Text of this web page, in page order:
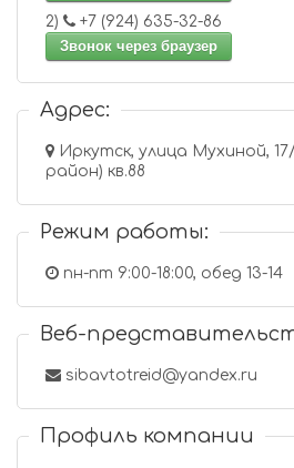
2)
+7 (924) 635-32-86
Звонок через браузер
Адрес:
Иркутск, улица Мухиной,
район) кв.88
Режим работы:
пн-пт 9:00-18:00, обед 13-14
Веб-
sibavtotreid@yandex.ru
Профиль компании